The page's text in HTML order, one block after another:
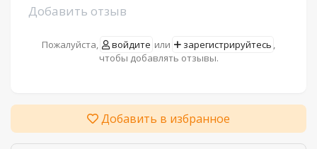
Добавить отзыв
Пожалуйста, войдите или зарегистрируйтесь ,
чтобы добавлять отзывы.
Добавить в избранное